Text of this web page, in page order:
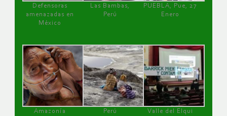
Defensoras
amenazadas en
México
Las Bambas,
Perú
PUEBLA, Pue, 27
Enero
Amazonía
Perú
Valle del Elqui